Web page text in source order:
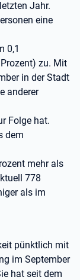
Jahr.
eine
0,1
zu. Mit
in der Stadt
anderer
Folge hat.
dem
mehr als
778
als im
pünktlich mit
im September
hat seit dem